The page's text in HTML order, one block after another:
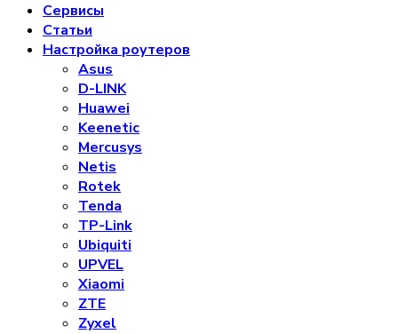
Сервисы
Статьи
Настройка роутеров
Asus
D-LINK
Huawei
Keenetic
Mercusys
Netis
Rotek
Tenda
TP-Link
Ubiquiti
UPVEL
Xiaomi
ZTE
Zyxel